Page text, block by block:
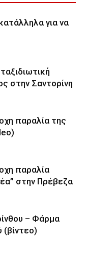
για να
στην Σαντορίνη
παραλία της
παραλία
στην Πρέβεζα
– Φάρμα